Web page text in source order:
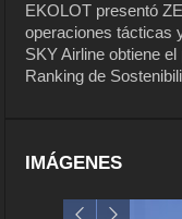
EKOLOT presentó
operaciones tácticas
SKY Airline obtiene
Ranking de
IMÁGENES